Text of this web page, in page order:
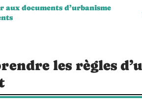
aux documents d’urbanisme
les règles